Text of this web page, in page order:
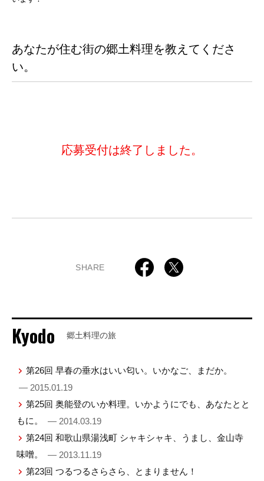
あなたが住む街の郷土料理を教えてくださ
い。
応募受付は終了しました。
SHARE
Kyodo 郷土料理の旅
第26回 早春の垂水はいい匂い。いかなご、まだか。
— 2015.01.19
第25回 奥能登のいか料理。いかようにでも、あなたとと
もに。
— 2014.03.19
第24回 和歌山県湯浅町 シャキシャキ、うまし、金山寺
味噌。
— 2013.11.19
第23回 つるつるさらさら、とまりません！